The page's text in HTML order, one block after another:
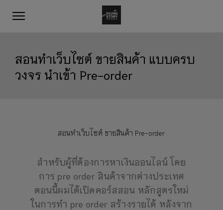
สอนทำเว็บไซต์ ขายสินค้า แบบครบ
วงจร นำเข้า Pre-order
สอนทำเว็บไซต์ ขายสินค้า Pre-order
สำหรับผู้ที่ต้องการหาเงินออนไลน์ โดย
การ pre order สินค้าจากต่างประเทศ
ตอนนี้ผมได้เปิดคอร์สสอน หลักสูตรใหม่
ในการทำ pre order สร้างรายได้ หลังจาก